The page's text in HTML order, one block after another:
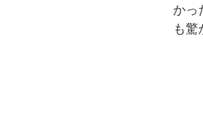
かっ
も驚